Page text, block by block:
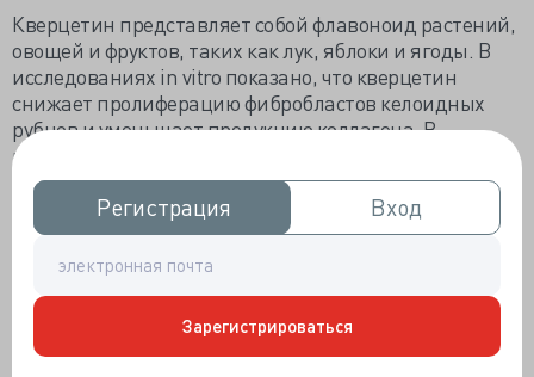
Регистрация
Регистрация Вход
Вход
Зарегистрироваться
Кверцетин представляет собой флавоноид растений,
овощей и фруктов, таких как лук, яблоки и ягоды. В
исследованиях in vitro показано, что кверцетин
снижает пролиферацию фибробластов келоидных
рубцов и уменьшает продукцию коллагена. В
исследованиях на мышиных моделях
продемонстрирована роль кверцетина в улучшении
организации коллагена, процесса, который, как
известно, играет важную роль в формировании
гипертрофических рубцов.
Экстракт лука
В исследованиях in vitro обнаружена
противовоспалительная и противопролиферативная